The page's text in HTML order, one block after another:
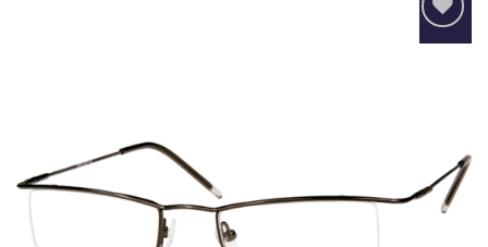
Añadir